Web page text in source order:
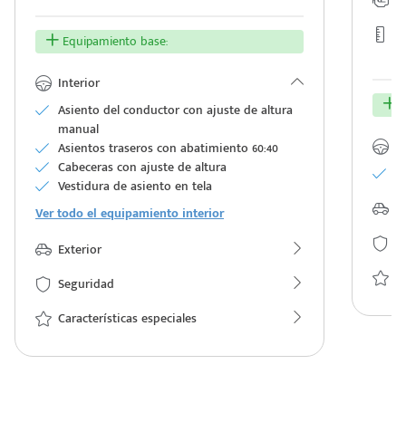
Equipamiento base:
Interior
Asiento del conductor con ajuste de altura
manual
Asientos traseros con abatimiento 60:40
Cabeceras con ajuste de altura
Vestidura de asiento en tela
Ver todo el equipamiento interior
Exterior
Seguridad
Características especiales